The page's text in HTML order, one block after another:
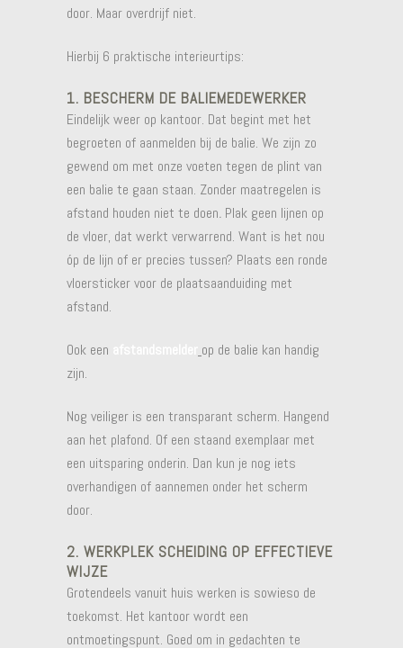
door. Maar overdrijf niet.
Hierbij 6 praktische interieurtips:
1. BESCHERM DE BALIEMEDEWERKER
Eindelijk weer op kantoor. Dat begint met het
begroeten of aanmelden bij de balie. We zijn zo
gewend om met onze voeten tegen de plint van
een balie te gaan staan. Zonder maatregelen is
afstand houden niet te doen. Plak geen lijnen op
de vloer, dat werkt verwarrend. Want is het nou
óp de lijn of er precies tussen? Plaats een ronde
vloersticker voor de plaatsaanduiding met
afstand.
Ook een
op de balie kan handig
zijn.
Nog veiliger is een transparant scherm. Hangend
aan het plafond. Of een staand exemplaar met
een uitsparing onderin. Dan kun je nog iets
overhandigen of aannemen onder het scherm
door.
2. WERKPLEK SCHEIDING OP EFFECTIEVE
WIJZE
Grotendeels vanuit huis werken is sowieso de
toekomst. Het kantoor wordt een
ontmoetingspunt. Goed om in gedachten te